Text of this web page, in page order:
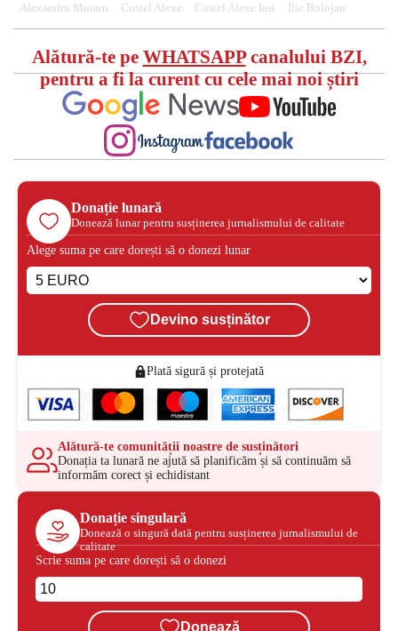
Alexandru Muraru Costel Alexe Costel Alexe Iași Ilie Bolojan
Alătură-te pe WHATSAPPcanalului BZI,
pentru a fi la curent cu cele mai noi știri
Donație lunară
Donează lunar pentru susținerea jurnalismului de calitate
Alege suma pe care dorești să o donezi lunar
Devino susținător
Plată sigură și protejată
Alătură-te comunității noastre de susținători
Donația ta lunară ne ajută să planificăm și să continuăm să
informăm corect și echidistant
Donație singulară
Donează o singură dată pentru susținerea jurnalismului de
calitate
Scrie suma pe care dorești să o donezi
Donează